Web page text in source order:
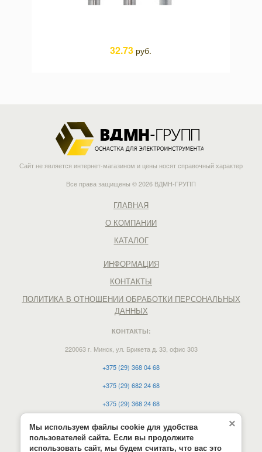
32.73 руб.
Сайт не является интернет-магазином и цены носят справочный характер
Все права защищены © 2026 ВДМН-ГРУПП
ГЛАВНАЯ
О КОМПАНИИ
КАТАЛОГ
ИНФОРМАЦИЯ
КОНТАКТЫ
ПОЛИТИКА В ОТНОШЕНИИ ОБРАБОТКИ ПЕРСОНАЛЬНЫХ
ДАННЫХ
КОНТАКТЫ:
220063 г. Минск, ул. Брикета д. 33, офис 303
+375 (29) 368 04 68
+375 (29) 682 24 68
+375 (29) 368 24 68
Время работы:
×
Мы используем файлы cookie для удобства
пользователей сайта. Если вы продолжите
использовать сайт, мы будем считать, что вас это